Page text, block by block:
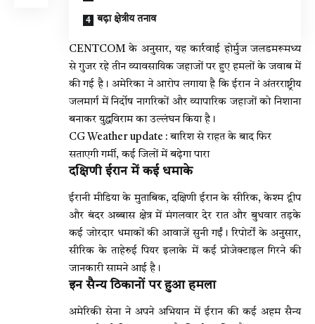
बढ़ा क्षेत्रीय तनाव
CENTCOM के अनुसार, यह कार्रवाई होर्मुज जलडमरूमध्य
से गुजर रहे तीन व्यावसायिक जहाजों पर हुए हमलों के जवाब में
की गई है। अमेरिका ने आरोप लगाया है कि ईरान ने अंतरराष्ट्रीय
जलमार्ग में निर्दोष नागरिकों और व्यापारिक जहाजों को निशाना
बनाकर युद्धविराम का उल्लंघन किया है।
CG Weather update : बारिश से राहत के बाद फिर
सताएगी गर्मी, कई जिलों में बढ़ेगा पारा
दक्षिणी ईरान में कई धमाके
ईरानी मीडिया के मुताबिक, दक्षिणी ईरान के सीरिक, केश्म द्वीप
और बंदर अब्बास क्षेत्र में मंगलवार देर रात और बुधवार तड़के
कई जोरदार धमाकों की आवाजें सुनी गईं। रिपोर्टों के अनुसार,
सीरिक के ताहेरुई पियर इलाके में कई प्रोजेक्टाइल गिरने की
जानकारी सामने आई है।
इन सैन्य ठिकानों पर हुआ हमला
अमेरिकी सेना ने अपने अभियान में ईरान की कई अहम सैन्य